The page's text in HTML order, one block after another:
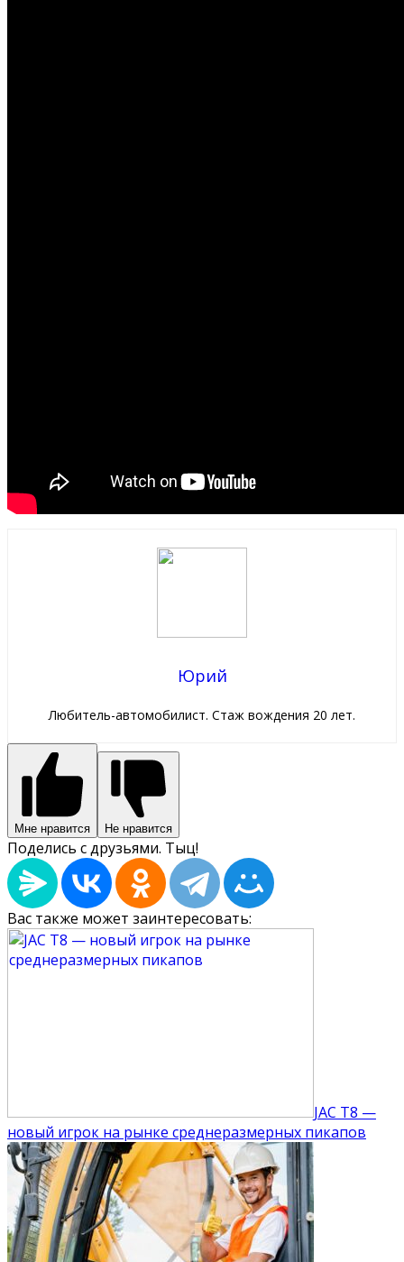
Юрий
Любитель-автомобилист. Стаж вождения 20 лет.
Мне нравится Не нравится
Поделись с друзьями. Тыц!
Вас также может заинтересовать:
JAC T8 —
новый игрок на рынке среднеразмерных пикапов